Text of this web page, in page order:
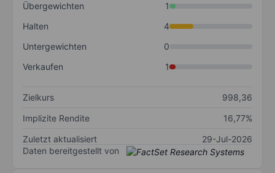
Übergewichten
1
Halten
4
Untergewichten
0
Verkaufen
1
Zielkurs
998,36
Implizite Rendite
16,77%
Zuletzt aktualisiert
29-Jul-2026
Daten bereitgestellt von